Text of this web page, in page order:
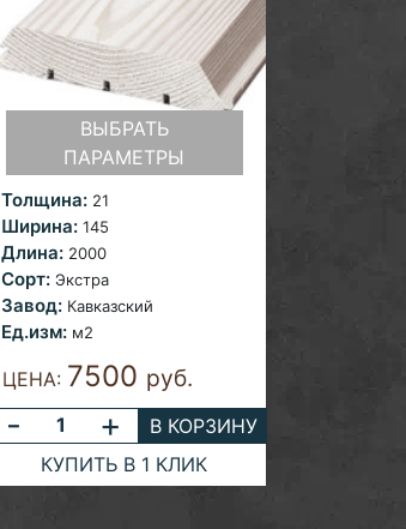
ВЫБРАТЬ
ПАРАМЕТРЫ
Толщина: 21
Ширина: 145
Длина: 2000
Сорт: Экстра
Завод: Кавказский
Ед.изм: м2
ЦЕНА: 7500 руб.
- +
В КОРЗИНУ
КУПИТЬ В 1 КЛИК